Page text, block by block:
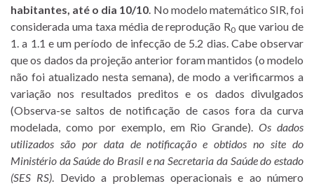
habitantes, até o dia 10/10 . No modelo matemático SIR, foi
considerada uma taxa média de reprodução R0 que variou de
1. a 1.1 e um período de infecção de 5.2 dias. Cabe observar
que os dados da projeção anterior foram mantidos (o modelo
não foi atualizado nesta semana), de modo a verificarmos a
variação nos resultados preditos e os dados divulgados
(Observa-se saltos de notificação de casos fora da curva
modelada, como por exemplo, em Rio Grande).Os dados
utilizados são por data de notificação e obtidos no site do
Ministério da Saúde do Brasil e na Secretaria da Saúde do estado
(SES RS) . Devido a problemas operacionais e ao número